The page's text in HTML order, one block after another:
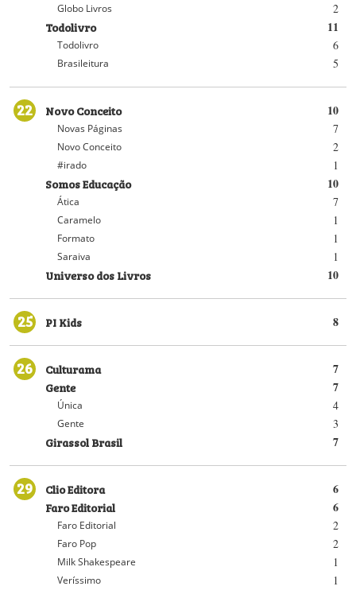
2
Globo Livros
11
Todolivro
6
Todolivro
5
Brasileitura
22 10
Novo Conceito
7
Novas Páginas
2
Novo Conceito
1
#irado
10
Somos Educação
7
Ática
1
Caramelo
1
Formato
1
Saraiva
10
Universo dos Livros
25 8
PI Kids
26 7
Culturama
7
Gente
4
Única
3
Gente
7
Girassol Brasil
29 6
Clio Editora
6
Faro Editorial
2
Faro Editorial
2
Faro Pop
1
Milk Shakespeare
1
Veríssimo